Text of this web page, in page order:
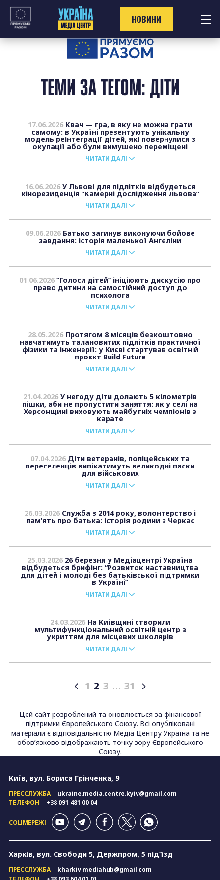
Перейти
контенту
НОВИНИ
ТЕМИ ЗА ТЕГОМ: ДІТИ
17.06.2026 Квач — гра, в яку не можна грати
самому: в Україні презентують унікальну
модель реінтеграції дітей, які повернулися з
окупації або були вимушено переміщені
ЧИТАТИ ДАЛІ
16.06.2026У Львові для підлітків відбудеться
кінорезиденція “Камерні дослідження Львова”
ЧИТАТИ ДАЛІ
09.06.2026Батько загинув виконуючи бойове
завдання: історія маленької Ангеліни
ЧИТАТИ ДАЛІ
01.06.2026 “Голоси дітей” ініціюють дискусію про
право дитини на самостійний доступ до
психолога
ЧИТАТИ ДАЛІ
28.05.2026Протягом 8 місяців безкоштовно
навчатимуть талановитих підлітків практичної
фізики та інженерії: у Києві стартував освітній
проєкт Build Future
ЧИТАТИ ДАЛІ
21.04.2026 У негоду діти долають 5 кілометрів
пішки, аби не пропустити заняття: як у селі на
Херсонщині виховують майбутніх чемпіонів з
карате
ЧИТАТИ ДАЛІ
07.04.2026 Діти ветеранів, поліцейських та
переселенців випікатимуть великодні паски
для військових
ЧИТАТИ ДАЛІ
26.03.2026Служба з 2014 року, волонтерство і
пам’ять про батька: історія родини з Черкас
ЧИТАТИ ДАЛІ
25.03.2026 26 березня у Медіацентрі Україна
відбудеться брифінг: “Розвиток наставництва
для дітей і молоді без батьківської підтримки
в Україні”
ЧИТАТИ ДАЛІ
24.03.2026На Київщині створили
мультифункціональний освітній центр з
укриттям для місцевих школярів
ЧИТАТИ ДАЛІ
1 2 3 … 31
Цей сайт розроблений та оновлюється за фінансової
підтримки Європейського Союзу. Всі опубліковані
матеріали є відповідальністю Медіа Центру Україна та не
обов’язково відображають точку зору Європейського
Союзу.
Київ, вул. Бориса Грінченка, 9
ПРЕССЛУЖБА
ukraine.media.centre.kyiv@gmail.com
ТЕЛЕФОН
+38 091 481 00 04
СОЦМЕРЕЖІ
Харків, вул. Свободи 5, Держпром, 5 підʼїзд
ПРЕССЛУЖБА
kharkiv.mediahub@gmail.com
ТЕЛЕФОН
+38 093 604 01 01